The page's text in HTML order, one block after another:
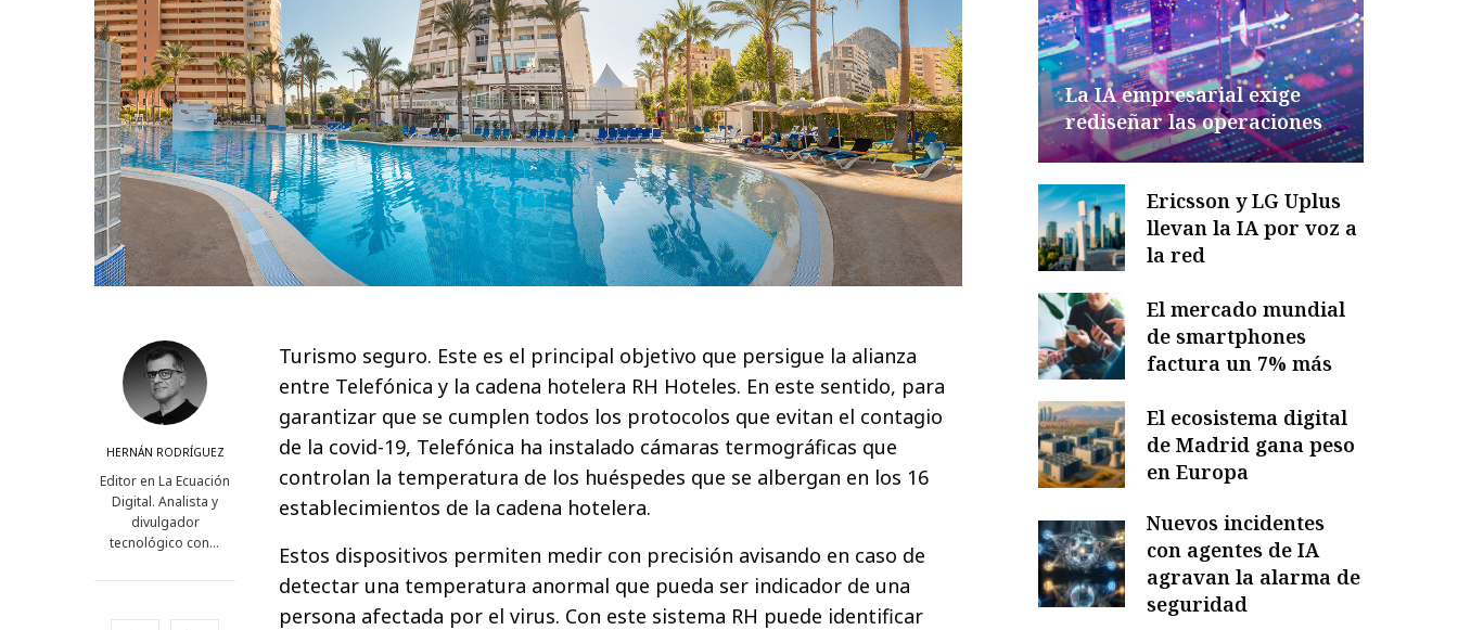
HERNÁN RODRÍGUEZ
Editor en La Ecuación
Digital. Analista y
divulgador
tecnológico con…
Turismo seguro. Este es el principal objetivo que persigue la alianza
entre Telefónica y la cadena hotelera RH Hoteles. En este sentido, para
garantizar que se cumplen todos los protocolos que evitan el contagio
de la covid-19, Telefónica ha instalado cámaras termográficas que
controlan la temperatura de los huéspedes que se albergan en los 16
establecimientos de la cadena hotelera.
Estos dispositivos permiten medir con precisión avisando en caso de
detectar una temperatura anormal que pueda ser indicador de una
persona afectada por el virus. Con este sistema RH puede identificar
La IA empresarial exige
rediseñar las operaciones
Ericsson y LG Uplus
llevan la IA por voz a
la red
El mercado mundial
de smartphones
factura un 7% más
El ecosistema digital
de Madrid gana peso
en Europa
Nuevos incidentes
con agentes de IA
agravan la alarma de
seguridad